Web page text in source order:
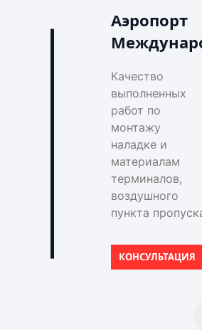
Аэропорт
Качество
выполненных
работ по
монтажу
наладке и
материалам
терминалов,
воздушного
пункта
КОНСУЛЬТАЦИЯ